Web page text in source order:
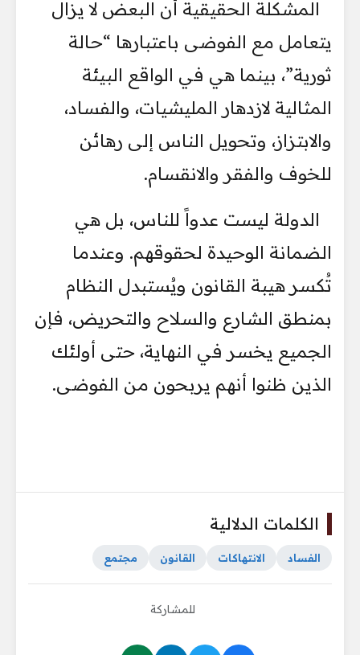
المشكلة الحقيقية أن البعض لا يزال
يتعامل مع الفوضى باعتبارها “حالة
ثورية”، بينما هي في الواقع البيئة
المثالية لازدهار المليشيات، والفساد،
والابتزاز، وتحويل الناس إلى رهائن
للخوف والفقر والانقسام.
الدولة ليست عدواً للناس، بل هي
الضمانة الوحيدة لحقوقهم. وعندما
تُكسر هيبة القانون ويُستبدل النظام
بمنطق الشارع والسلاح والتحريض، فإن
الجميع يخسر في النهاية، حتى أولئك
الذين ظنوا أنهم يربحون من الفوضى.
الكلمات الدلالية
الفساد الانتهاكات القانون مجتمع
للمشاركة